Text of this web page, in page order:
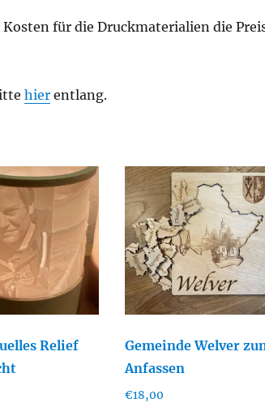
für die Druckmaterialien die
hier entlang.
Relief
Gemeinde Welver
Anfassen
€18,00